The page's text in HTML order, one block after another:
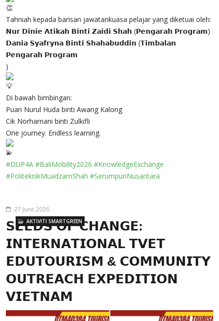
Tahniah kepada barisan jawatankuasa pelajar yang diketuai oleh:
𝗡𝘂𝗿 𝗗𝗶𝗻𝗶𝗲 𝗔𝘁𝗶𝗸𝗮𝗵 𝗕𝗶𝗻𝘁𝗶 𝗭𝗮𝗶𝗱𝗶 𝗦𝗵𝗮𝗵 (𝗣𝗲𝗻𝗴𝗮𝗿𝗮𝗵 𝗣𝗿𝗼𝗴𝗿𝗮𝗺)
𝗗𝗮𝗻𝗶𝗮 𝗦𝘆𝗮𝗳𝗿𝘆𝗻𝗮 𝗕𝗶𝗻𝘁𝗶 𝗦𝗵𝗮𝗵𝗮𝗯𝘂𝗱𝗱𝗶𝗻 (𝗧𝗶𝗺𝗯𝗮𝗹𝗮𝗻
𝗣𝗲𝗻𝗴𝗮𝗿𝗮𝗵 𝗣𝗿𝗼𝗴𝗿𝗮𝗺
)
Di bawah bimbingan:
Puan Nurul Huda binti Awang Kalong
Cik Norharnani binti Zulkifli
One journey. Endless learning.
#DUP4A #BaliMobility2026 #KnowledgeExchange
#PoliteknikMuadzamShah #SerumpunNusantara
AKTIVITI SMARTGREEN
27 June 2026
𝗦𝗘𝗘𝗗𝗦 𝗢𝗙 𝗖𝗛𝗔𝗡𝗚𝗘:
𝗜𝗡𝗧𝗘𝗥𝗡𝗔𝗧𝗜𝗢𝗡𝗔𝗟 𝗧𝗩𝗘𝗧
𝗘𝗗𝗨𝗧𝗢𝗨𝗥𝗜𝗦𝗠 & 𝗖𝗢𝗠𝗠𝗨𝗡𝗜𝗧𝗬
𝗢𝗨𝗧𝗥𝗘𝗔𝗖𝗛 𝗘𝗫𝗣𝗘𝗗𝗜𝗧𝗜𝗢𝗡
𝗩𝗜𝗘𝗧𝗡𝗔𝗠